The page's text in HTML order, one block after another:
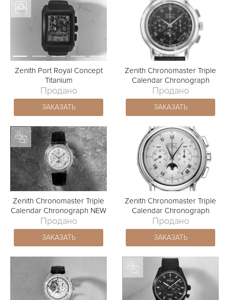
Zenith Port Royal Concept
Titanium
Продано
ЗАКАЗАТЬ
Zenith Chronomaster Triple
Calendar Chronograph
Продано
ЗАКАЗАТЬ
Zenith Chronomaster Triple
Calendar Chronograph NEW
Продано
ЗАКАЗАТЬ
Zenith Chronomaster Triple
Calendar Chronograph
Продано
ЗАКАЗАТЬ